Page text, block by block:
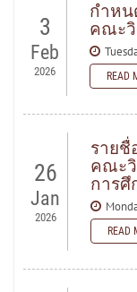
3
Feb
2026
กำห
คณะวิ
READ
26
Jan
2026
ราย
คณะวิ
การศึ
READ